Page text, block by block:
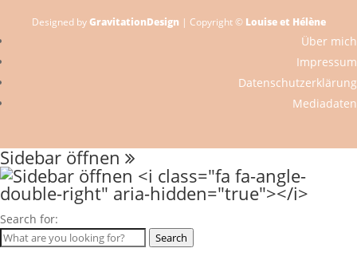
Designed byGravitationDesign | Copyright © Louise et Hélène
Über mich
Impressum
Datenschutzerklärung
Mediadaten
Sidebar öffnen
Search for:
Search